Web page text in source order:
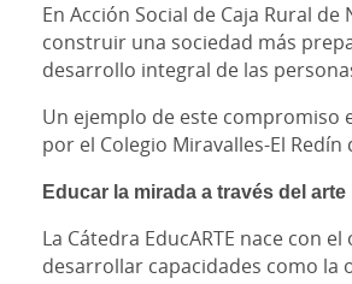
En Acción Social de Caja Rural
construir una sociedad más
desarrollo integral de las
Un ejemplo de este compromiso
por el Colegio Miravalles-El
Educar la mirada a través del arte
La Cátedra EducARTE nace con
desarrollar capacidades como la